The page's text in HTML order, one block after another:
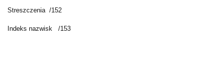
Streszczenia /152
Indeks nazwisk /153